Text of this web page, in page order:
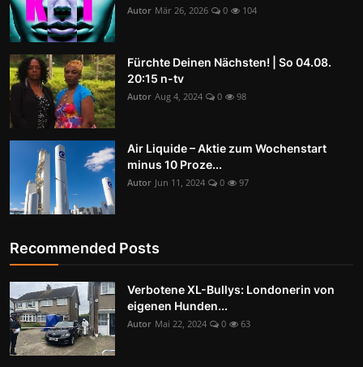
Autor Mär 26, 2026 0 104
Fürchte Deinen Nächsten! | So 04.08.
20:15 n-tv
Autor Aug 4, 2024 0 98
Air Liquide – Aktie zum Wochenstart
minus 10 Proze...
Autor Jun 11, 2024 0 97
Recommended Posts
Verbotene XL-Bullys: Londonerin von
eigenen Hunden...
Autor Mai 22, 2024 0 63